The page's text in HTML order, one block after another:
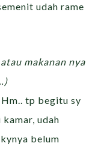
udah rame
makanan nya
tp begitu sy
udah
belum